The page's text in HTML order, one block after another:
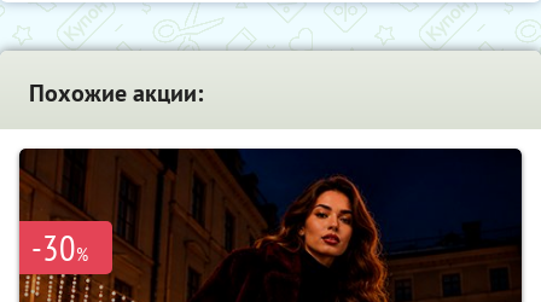
Похожие акции:
-30%